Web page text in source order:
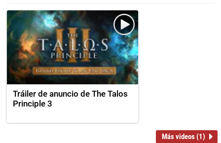
Tráiler de anuncio de The Talos
Principle 3
Más videos (1)